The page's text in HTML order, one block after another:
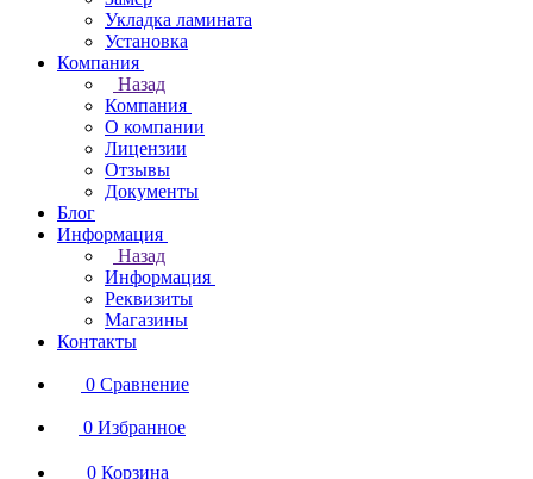
Укладка ламината
Установка
Компания
Назад
Компания
О компании
Лицензии
Отзывы
Документы
Блог
Информация
Назад
Информация
Реквизиты
Магазины
Контакты
0 Сравнение
0 Избранное
0 Корзина